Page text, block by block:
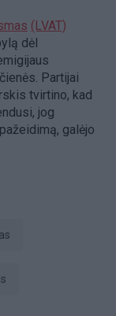
(LVAT)
dėl
Partijai
tvirtino, kad
jog
galėjo